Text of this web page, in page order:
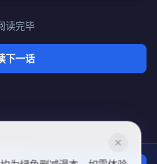
读完毕
下一话
✕
为绿色删减漫本，如需体验